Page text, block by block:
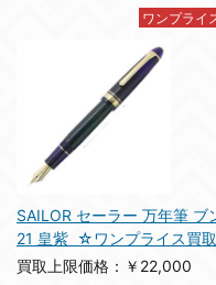
ワンプライ
SAILOR セーラー 万年筆 ブ
21 皇紫 ☆ワンプライス買取
買取上限価格：￥22,000